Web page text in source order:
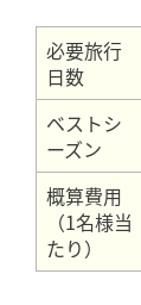
必要旅行
日数
ベストシ
ーズン
概算費用
（1名様当
たり）